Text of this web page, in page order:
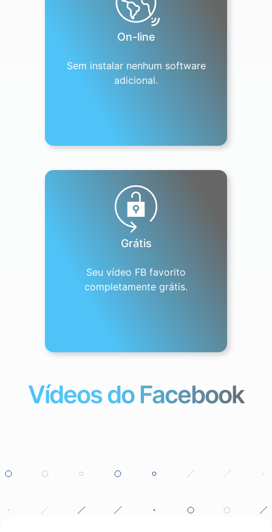
On-line
Sem instalar nenhum software
adicional.
Grátis
Seu vídeo FB favorito
completamente grátis.
Vídeos do Facebook